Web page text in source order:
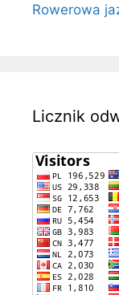
Rowerowa
Licznik